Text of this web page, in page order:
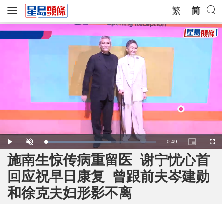
繁 简
P
l
a
y
U
n
m
u
t
e
L
o
a
d
e
d
6
0
.
0
8
R
e
m
-0:49
P
i
t
u
e
-
i
F
u
施南生惊传病重留医 谢宁忧心首
回应祝早日康复 曾跟前夫岑建勋
和徐克夫妇形影不离